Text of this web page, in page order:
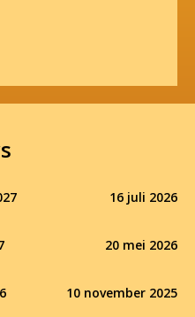
16 juli 2026
20 mei 2026
10 november 2025